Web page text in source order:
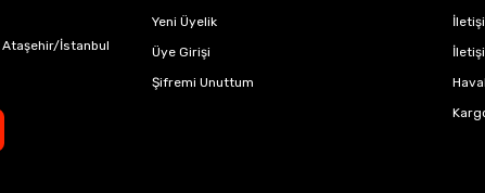
Ataşehir/İstanbul
Yeni Üyelik
Üye Girişi
Şifremi Unuttum